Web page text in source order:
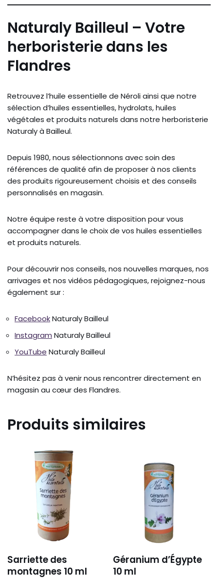
Naturaly Bailleul – Votre
herboristerie dans les
Flandres
Retrouvez l’huile essentielle de Néroli ainsi que notre
sélection d’huiles essentielles, hydrolats, huiles
végétales et produits naturels dans notre herboristerie
Naturaly à Bailleul.
Depuis 1980, nous sélectionnons avec soin des
références de qualité afin de proposer à nos clients
des produits rigoureusement choisis et des conseils
personnalisés en magasin.
Notre équipe reste à votre disposition pour vous
accompagner dans le choix de vos huiles essentielles
et produits naturels.
Pour découvrir nos conseils, nos nouvelles marques, nos
arrivages et nos vidéos pédagogiques, rejoignez-nous
également sur :
FacebookNaturaly Bailleul
Instagram Naturaly Bailleul
YouTube Naturaly Bailleul
N’hésitez pas à venir nous rencontrer directement en
magasin au cœur des Flandres.
Produits similaires
Sarriette des
montagnes 10 ml
Géranium d’Égypte
10 ml